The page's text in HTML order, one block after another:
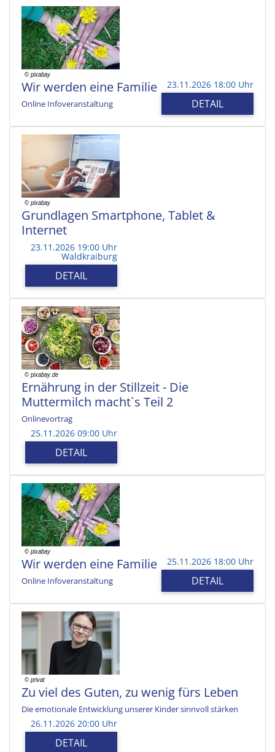
Wir werden eine Familie
Online Infoveranstaltung
23.11.2026 18:00 Uhr
DETAIL
Grundlagen Smartphone, Tablet &
Internet
23.11.2026 19:00 Uhr
Waldkraiburg
DETAIL
Ernährung in der Stillzeit - Die
Muttermilch macht`s Teil 2
Onlinevortrag
25.11.2026 09:00 Uhr
DETAIL
Wir werden eine Familie
Online Infoveranstaltung
25.11.2026 18:00 Uhr
DETAIL
Zu viel des Guten, zu wenig fürs Leben
Die emotionale Entwicklung unserer Kinder sinnvoll stärken
26.11.2026 20:00 Uhr
DETAIL